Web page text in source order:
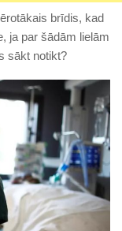
brīdis, kad
ja par šādām lielām
sākt notikt?